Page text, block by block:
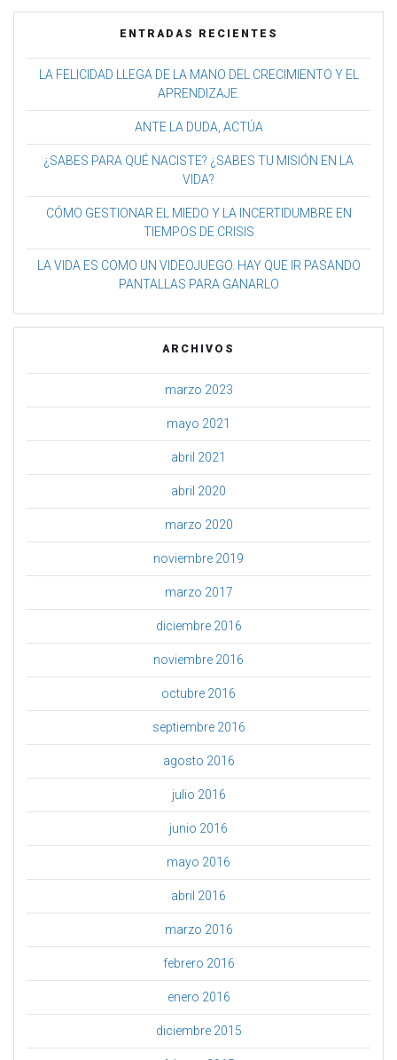
ENTRADAS RECIENTES
LA FELICIDAD LLEGA DE LA MANO DEL CRECIMIENTO Y EL
APRENDIZAJE.
ANTE LA DUDA, ACTÚA
¿SABES PARA QUÉ NACISTE? ¿SABES TU MISIÓN EN LA
VIDA?
CÓMO GESTIONAR EL MIEDO Y LA INCERTIDUMBRE EN
TIEMPOS DE CRISIS
LA VIDA ES COMO UN VIDEOJUEGO. HAY QUE IR PASANDO
PANTALLAS PARA GANARLO
ARCHIVOS
marzo 2023
mayo 2021
abril 2021
abril 2020
marzo 2020
noviembre 2019
marzo 2017
diciembre 2016
noviembre 2016
octubre 2016
septiembre 2016
agosto 2016
julio 2016
junio 2016
mayo 2016
abril 2016
marzo 2016
febrero 2016
enero 2016
diciembre 2015